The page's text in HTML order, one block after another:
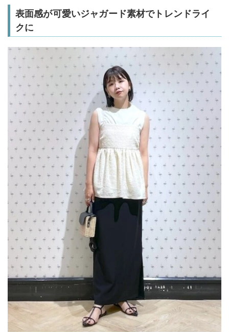
表面感が可愛いジャガード素材でトレンドライ
クに